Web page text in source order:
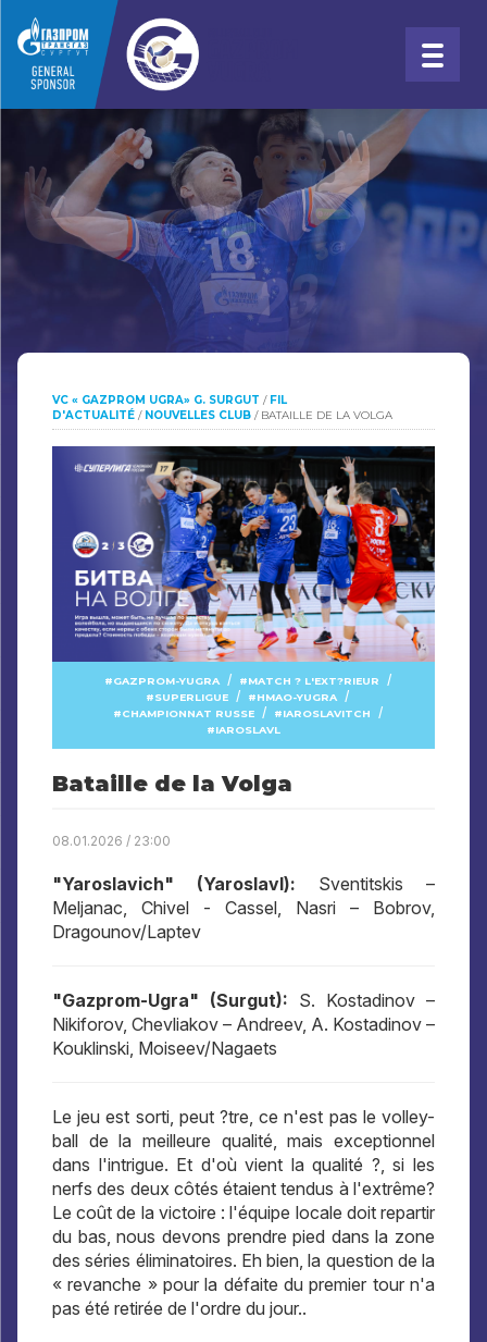
VC « GAZPROM UGRA» G. SURGUT / FIL
D'ACTUALITÉ / NOUVELLES CLUB / BATAILLE DE LA VOLGA
GAZPROM-YUGRA / MATCH ? L'EXT?RIEUR /
SUPERLIGUE / HMAO-YUGRA /
CHAMPIONNAT RUSSE / IAROSLAVITCH /
IAROSLAVL
Bataille de la Volga
08.01.2026 / 23:00
"Yaroslavich" (Yaroslavl): Sventitskis –
Meljanac, Chivel - Cassel, Nasri – Bobrov,
Dragounov/Laptev
"Gazprom-Ugra" (Surgut): S. Kostadinov –
Nikiforov, Chevliakov – Andreev, A. Kostadinov –
Kouklinski, Moiseev/Nagaets
Le jeu est sorti, peut ?tre, ce n'est pas le volley-
ball de la meilleure qualité, mais exceptionnel
dans l'intrigue. Et d'où vient la qualité ?, si les
nerfs des deux côtés étaient tendus à l'extrême?
Le coût de la victoire : l'équipe locale doit repartir
du bas, nous devons prendre pied dans la zone
des séries éliminatoires. Eh bien, la question de la
« revanche » pour la défaite du premier tour n'a
pas été retirée de l'ordre du jour..